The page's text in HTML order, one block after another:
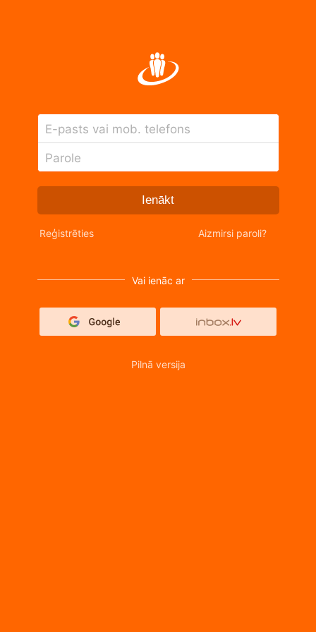
E-pasts vai mob. telefons
Parole
Ienākt
Reģistrēties Aizmirsi paroli?
Vai ienāc ar
Pilnā versija